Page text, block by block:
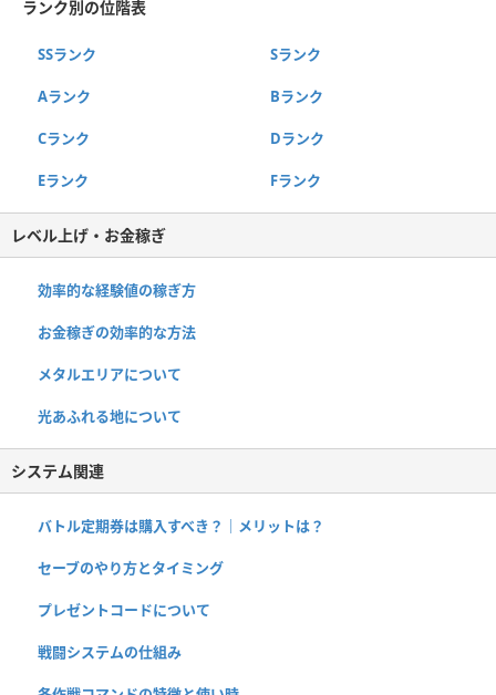
ランク別の位階表
SSランク Sランク
Aランク Bランク
Cランク Dランク
Eランク Fランク
レベル上げ・お金稼ぎ
効率的な経験値の稼ぎ方
お金稼ぎの効率的な方法
メタルエリアについて
光あふれる地について
システム関連
バトル定期券は購入すべき？｜メリットは？
セーブのやり方とタイミング
プレゼントコードについて
戦闘システムの仕組み